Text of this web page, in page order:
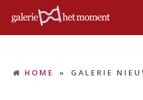
HOME » GALERIE